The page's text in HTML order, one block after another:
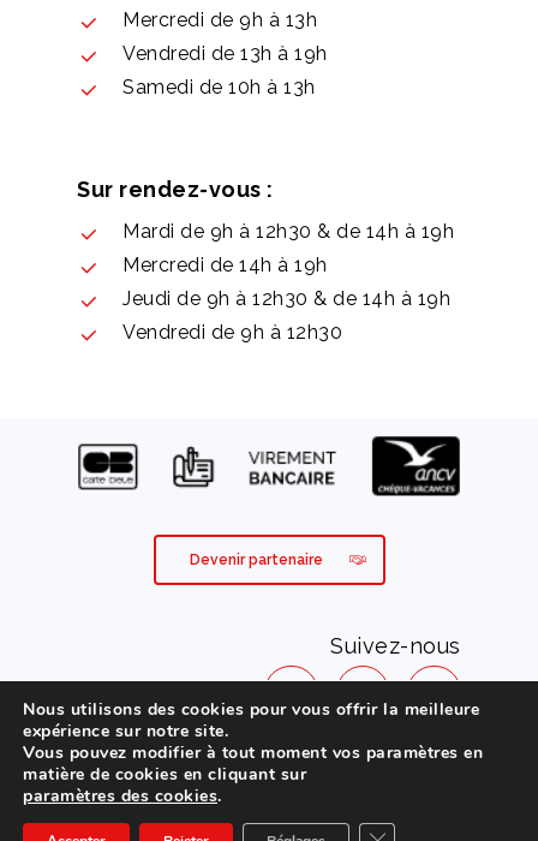
Mercredi de 9h à 13h
Vendredi de 13h à 19h
Samedi de 10h à 13h
Sur rendez-vous :
Mardi de 9h à 12h30 & de 14h à 19h
Mercredi de 14h à 19h
Jeudi de 9h à 12h30 & de 14h à 19h
Vendredi de 9h à 12h30
Devenir partenaire
Suivez-nous
Mentions légales
Nous utilisons des cookies pour vous offrir la meilleure
expérience sur notre site.
Vous pouvez modifier à tout moment vos paramètres en
matière de cookies en cliquant sur
paramètres des cookies.
Fermer la bannière